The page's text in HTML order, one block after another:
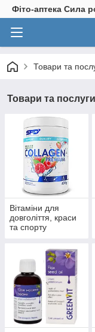
Фіто-аптека Сила
Товари та
Товари та послуги
Вітаміни для
довголіття, краси
та спорту